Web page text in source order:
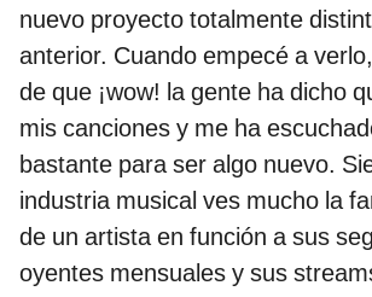
nuevo proyecto totalmente
anterior. Cuando empecé a
de que ¡wow! la gente ha dicho
mis canciones y me ha
bastante para ser algo nuevo.
industria musical ves mucho la
de un artista en función a sus
oyentes mensuales y sus